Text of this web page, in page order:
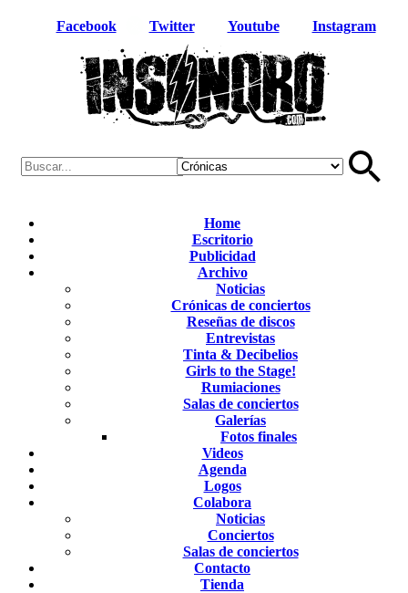
Facebook Twitter Youtube Instagram
Home
Escritorio
Publicidad
Archivo
Noticias
Crónicas de conciertos
Reseñas de discos
Entrevistas
Tinta & Decibelios
Girls to the Stage!
Rumiaciones
Salas de conciertos
Galerías
Fotos finales
Videos
Agenda
Logos
Colabora
Noticias
Conciertos
Salas de conciertos
Contacto
Tienda